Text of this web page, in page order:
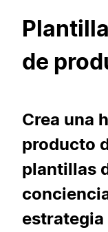
de
Crea una
producto
plantillas